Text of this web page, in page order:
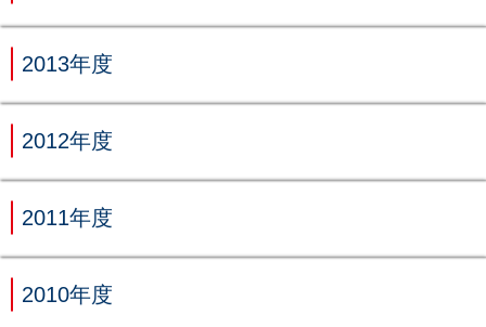
2013年度
2012年度
2011年度
2010年度